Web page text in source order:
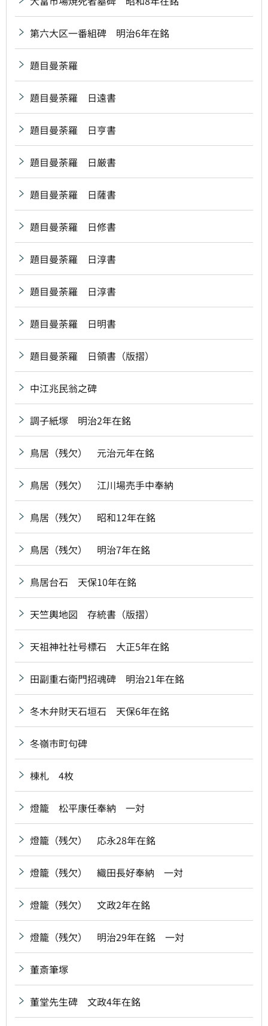
第六大区一番組碑 明治6年在銘
題目曼荼羅
題目曼荼羅 日遠書
題目曼荼羅 日亨書
題目曼荼羅 日厳書
題目曼荼羅 日薩書
題目曼荼羅 日修書
題目曼荼羅 日淳書
題目曼荼羅 日淳書
題目曼荼羅 日明書
題目曼荼羅 日領書（版摺）
中江兆民翁之碑
調子紙塚 明治2年在銘
鳥居（残欠） 元治元年在銘
鳥居（残欠） 江川場売手中奉納
鳥居（残欠） 昭和12年在銘
鳥居（残欠） 明治7年在銘
鳥居台石 天保10年在銘
天竺輿地図 存統書（版摺）
天祖神社社号標石 大正5年在銘
田副重右衛門招魂碑 明治21年在銘
冬木弁財天石垣石 天保6年在銘
冬嶺市町句碑
棟札 4枚
燈籠 松平康任奉納 一対
燈籠（残欠） 応永28年在銘
燈籠（残欠） 織田長好奉納 一対
燈籠（残欠） 文政2年在銘
燈籠（残欠） 明治29年在銘 一対
董斎筆塚
董堂先生碑 文政4年在銘